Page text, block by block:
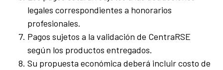
legales correspondientes a honorarios
profesionales.
Pagos sujetos a la validación de CentraRSE
según los productos entregados.
Su propuesta económica deberá incluir costo de